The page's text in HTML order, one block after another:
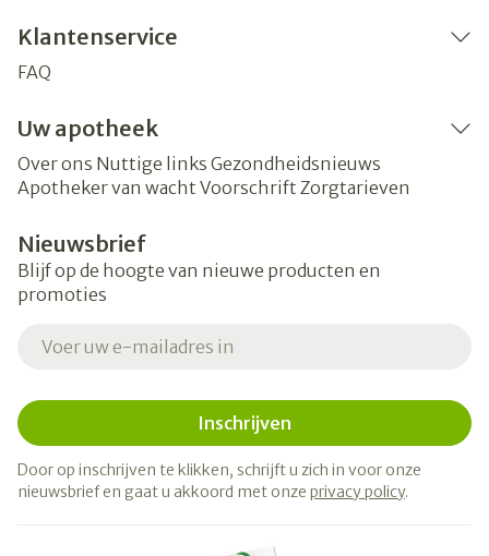
Klantenservice
FAQ
Uw apotheek
Over ons Nuttige links Gezondheidsnieuws
Apotheker van wacht Voorschrift Zorgtarieven
Nieuwsbrief
Blijf op de hoogte van nieuwe producten en
promoties
Inschrijven
Door op inschrijven te klikken, schrijft u zich in voor onze
nieuwsbrief en gaat u akkoord met onze privacy policy.